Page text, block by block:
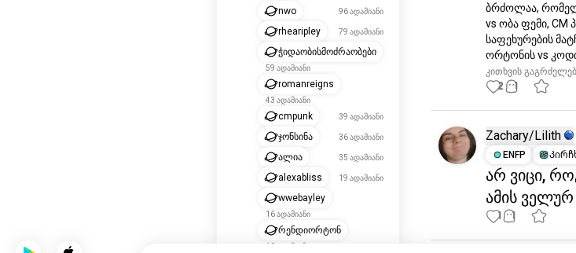
nwo 96 ადამიანი
rhearipley 79 ადამიანი
ჭიდაობისმოძრაობები
59 ადამიანი
romanreigns
43 ადამიანი
cmpunk 39 ადამიანი
ჯონსინა 36 ადამიანი
ალია 35 ადამიანი
alexabliss 19 ადამიანი
wwebayley
16 ადამიანი
რენდიორტონ
10 ადამიანი
ბრძოლაა,
vs ობა ფემი, CM
საფეხურების
ორტონის vs კოდი
კითხვის
2 1
Zachary/Lilith
ENFP
არ ვიცი,
ამის ველურ
1 1
ახლახან
ახლახან